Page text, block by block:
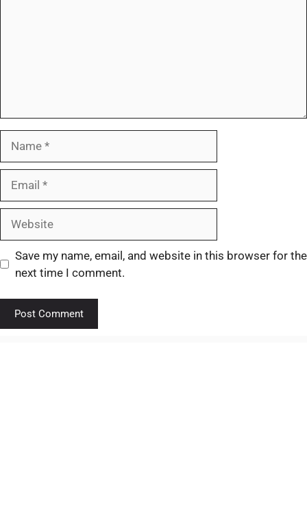
Save my name, email, and website in this browser for the
next time I comment.